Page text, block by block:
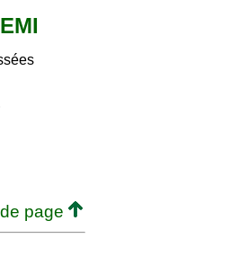
page